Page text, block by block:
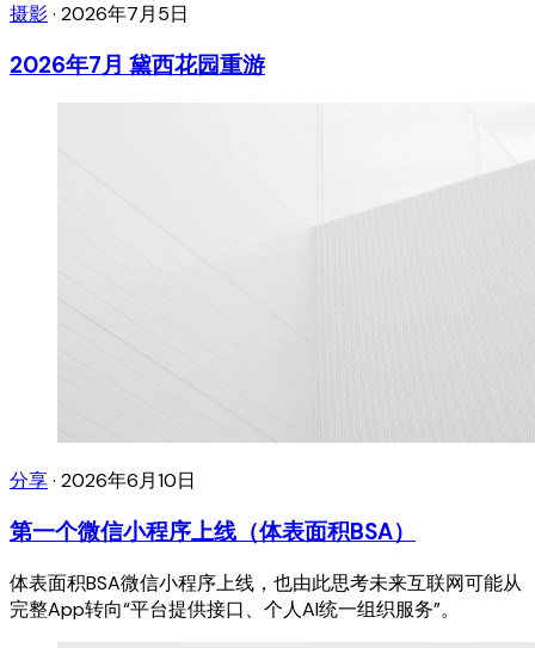
摄影· 2026年7月5日
2026年7月 黛西花园重游
分享· 2026年6月10日
第一个微信小程序上线（体表面积BSA）
体表面积BSA微信小程序上线，也由此思考未来互联网可能从
完整App转向“平台提供接口、个人AI统一组织服务”。